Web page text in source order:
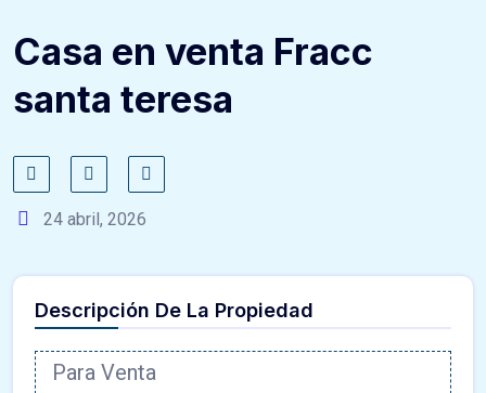
Casa en venta Fracc
santa teresa
24 abril, 2026
Descripción De La Propiedad
Para Venta